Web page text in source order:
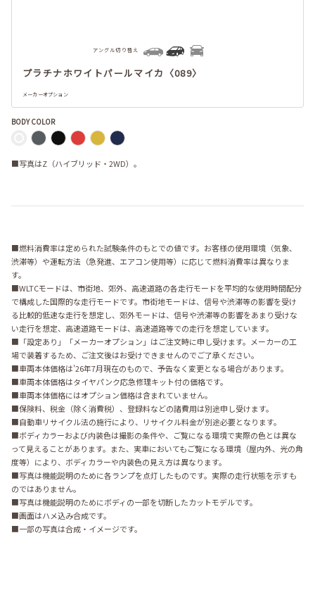
プラチナホワイトパールマイカ〈089〉
メーカーオプション
アングル切り替え
BODY COLOR
■写真はZ（ハイブリッド・2WD）。
■燃料消費率は定められた試験条件のもとでの値です。お客様の使用環境（気象、
渋滞等）や運転方法（急発進、エアコン使用等）に応じて燃料消費率は異なりま
す。
■WLTCモードは、市街地、郊外、高速道路の各走行モードを平均的な使用時間配分
で構成した国際的な走行モードです。市街地モードは、信号や渋滞等の影響を受け
る比較的低速な走行を想定し、郊外モードは、信号や渋滞等の影響をあまり受けな
い走行を想定、高速道路モードは、高速道路等での走行を想定しています。
■「設定あり」「メーカーオプション」はご注文時に申し受けます。メーカーの工
場で装着するため、ご注文後はお受けできませんのでご了承ください。
■車両本体価格は'26年7月現在のもので、予告なく変更となる場合があります。
■車両本体価格はタイヤパンク応急修理キット付の価格です。
■車両本体価格にはオプション価格は含まれていません。
■保険料、税金（除く消費税）、登録料などの諸費用は別途申し受けます。
■自動車リサイクル法の施行により、リサイクル料金が別途必要となります。
■ボディカラーおよび内装色は撮影の条件や、ご覧になる環境で実際の色とは異な
って見えることがあります。また、実車においてもご覧になる環境（屋内外、光の角
度等）により、ボディカラーや内装色の見え方は異なります。
■写真は機能説明のために各ランプを点灯したものです。実際の走行状態を示すも
のではありません。
■写真は機能説明のためにボディの一部を切断したカットモデルです。
■画面はハメ込み合成です。
■一部の写真は合成・イメージです。